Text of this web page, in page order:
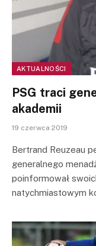
AKTUALNOŚCI
PSG traci
akademii
19 czerwca 2019
Bertrand Reuzeau
generalnego
poinformował
natychmiastowym